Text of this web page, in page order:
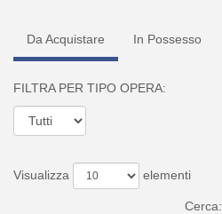
Da Acquistare In Possesso
FILTRA PER TIPO OPERA:
Visualizza elementi
Cerca: